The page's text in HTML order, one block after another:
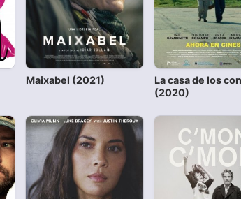
Maixabel (2021)
La casa de los
(2020)